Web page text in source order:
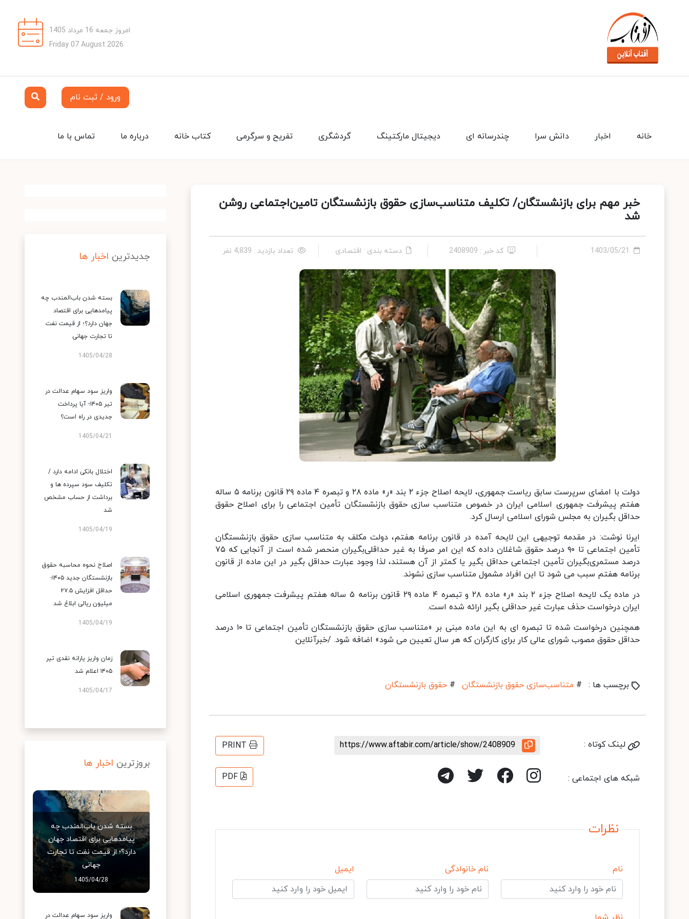
امروز جمعه 16 مرداد 1405
Friday 07 August 2026
ورود / ثبت نام
تماس با ما درباره ما کتاب خانه تفریح و سرگرمی گردشگری دیجیتال مارکتینگ چندرسانه ای دانش سرا اخبار خانه
خبر مهم برای بازنشستگان/ تکلیف متناسب‌سازی حقوق بازنشستگان تامین‌اجتماعی روشن
شد
1403/05/21 کد خبر : 2408909 دسته بندی : اقتصادی تعداد بازدید : 4,839 نفر
دولت با امضای سرپرست سابق ریاست جمهوری، لایحه اصلاح جزء ۲ بند «ر» ماده ۲۸ و تبصره ۴ ماده ۲۹ قانون برنامه ۵ ساله
هفتم پیشرفت جمهوری اسلامی ایران در خصوص متناسب سازی حقوق بازنشستگان تأمین اجتماعی را برای اصلاح حقوق
حداقل بگیران به مجلس شورای اسلامی ارسال کرد.
ایرنا نوشت: در مقدمه توجیهی این لایحه آمده در قانون برنامه هفتم، دولت مکلف به متناسب سازی حقوق بازنشستگان
تأمین اجتماعی تا ۹۰ درصد حقوق شاغلان داده که این امر صرفا به غیر حداقلی‌بگیران منحصر شده است از آنجایی که ۷۵
درصد مستمری‌بگیران تأمین اجتماعی حداقل بگیر یا کمتر از آن هستند، لذا وجود عبارت حداقل بگیر در این ماده از قانون
برنامه هفتم سبب می شود تا این افراد مشمول متناسب سازی نشوند.
در ماده یک لایحه اصلاح جزء ۲ بند «ر» ماده ۲۸ و تبصره ۴ ماده ۲۹ قانون برنامه ۵ ساله هفتم پیشرفت جمهوری اسلامی
ایران درخواست حذف عبارت غیر حداقلی بگیر ارائه شده است.
همچنین درخواست شده تا تبصره ای به این ماده مبنی بر «متناسب سازی حقوق بازنشستگان تأمین اجتماعی تا ۱۰ درصد
حداقل حقوق مصوب شورای عالی کار برای کارگران که هر سال تعیین می شود» اضافه شود. /خبرآنلاین
برچسب ها : # متناسب‌سازی حقوق بازنشستگان # حقوق بازنشستگان
لینک کوتاه : https://www.aftabir.com/article/show/2408909
PRINT
شبکه های اجتماعی : PDF
نظرات
نام نام خانوادگی ایمیل
جدیدترین اخبار ها
بسته شدن باب‌المندب چه
پیامدهایی برای اقتصاد
جهان دارد؟؛ از قیمت نفت
تا تجارت جهانی
1405/04/28
واریز سود سهام عدالت در
تیر ۱۴۰۵؛ آیا پرداخت
جدیدی در راه است؟
1405/04/21
اختلال بانکی ادامه دارد /
تکلیف سود سپرده ها و
برداشت از حساب مشخص
شد
1405/04/19
اصلاح نحوه محاسبه حقوق
بازنشستگان جدید ۱۴۰۵؛
حداقل افزایش ۲۷.۵
میلیون ریالی ابلاغ شد
1405/04/19
زمان واریز یارانه نقدی تیر
۱۴۰۵ اعلام شد
1405/04/17
بروزترین اخبار ها
بسته شدن باب‌المندب چه
پیامدهایی برای اقتصاد جهان
دارد؟؛ از قیمت نفت تا تجارت
جهانی
1405/04/28
واریز سود سهام عدالت در